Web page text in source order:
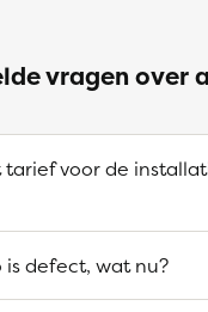
vragen over
tarief voor de
is defect, wat nu?